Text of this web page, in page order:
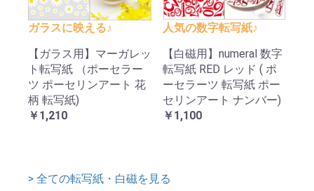
ガラスに映える♪
【ガラス用】マーガレッ
ト転写紙 （ポーセラー
ツ ポーセリンアート 花
柄 転写紙)
￥1,210
人気の数字転写紙♪
【白磁用】numeral 数字
転写紙 RED レッド ( ポ
ーセラーツ 転写紙 ポー
セリンアート ナンバー)
￥1,100
> 全ての転写紙・白磁を見る